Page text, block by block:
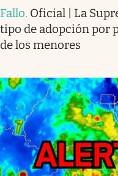
Fallo. Oficial | La
tipo de adopción por
de los menores